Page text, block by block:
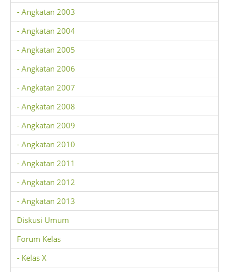
- Angkatan 2003
- Angkatan 2004
- Angkatan 2005
- Angkatan 2006
- Angkatan 2007
- Angkatan 2008
- Angkatan 2009
- Angkatan 2010
- Angkatan 2011
- Angkatan 2012
- Angkatan 2013
Diskusi Umum
Forum Kelas
- Kelas X